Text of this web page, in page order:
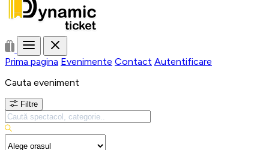
Prima pagina Evenimente Contact Autentificare
Cauta eveniment
Filtre